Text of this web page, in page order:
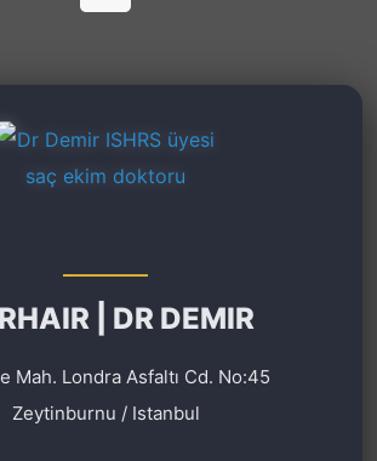
| DR DEMIR
Mah. Londra Asfaltı Cd. No:45
Zeytinburnu / Istanbul